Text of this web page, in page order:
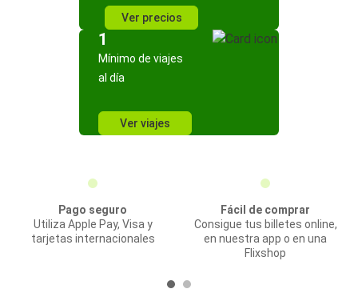
Ver precios
1
Mínimo de viajes
al día
Ver viajes
Pago seguro
Utiliza Apple Pay, Visa y
tarjetas internacionales
Fácil de comprar
Consigue tus billetes online,
en nuestra app o en una
Flixshop